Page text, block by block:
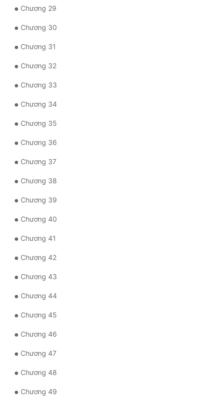
Chương 29
Chương 30
Chương 31
Chương 32
Chương 33
Chương 34
Chương 35
Chương 36
Chương 37
Chương 38
Chương 39
Chương 40
Chương 41
Chương 42
Chương 43
Chương 44
Chương 45
Chương 46
Chương 47
Chương 48
Chương 49